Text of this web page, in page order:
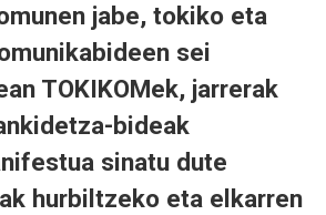
jabe, tokiko eta
sei
TOKIKOMek, jarrerak
bideak
sinatu dute
hurbiltzeko eta elkarren